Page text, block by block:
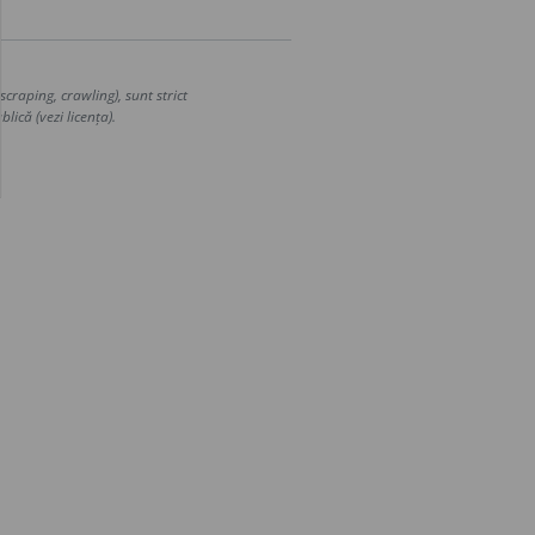
crawling), sunt strict
(vezi licența).